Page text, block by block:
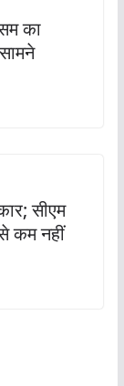
का
सीएम
कम नहीं